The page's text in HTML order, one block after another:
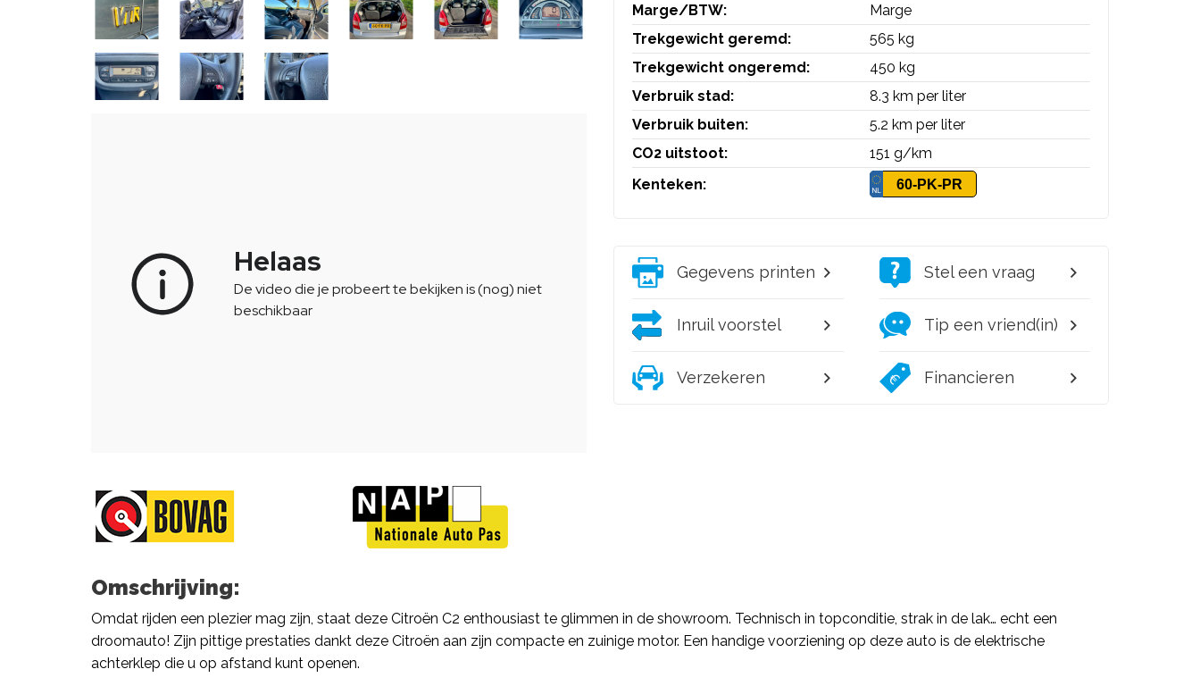
Marge/BTW:
Marge
Trekgewicht geremd:
565 kg
Trekgewicht ongeremd:
450 kg
Verbruik stad:
8.3 km per liter
Verbruik buiten:
5.2 km per liter
CO2 uitstoot:
151 g/km
Kenteken:
60-PK-PR
Gegevens printen Stel een vraag
Inruil voorstel Tip een vriend(in)
Verzekeren Financieren
Omschrijving:
Omdat rijden een plezier mag zijn, staat deze Citroën C2 enthousiast te glimmen in de showroom. Technisch in topconditie, strak in de lak… echt een
droomauto! Zijn pittige prestaties dankt deze Citroën aan zijn compacte en zuinige motor. Een handige voorziening op deze auto is de elektrische
achterklep die u op afstand kunt openen.